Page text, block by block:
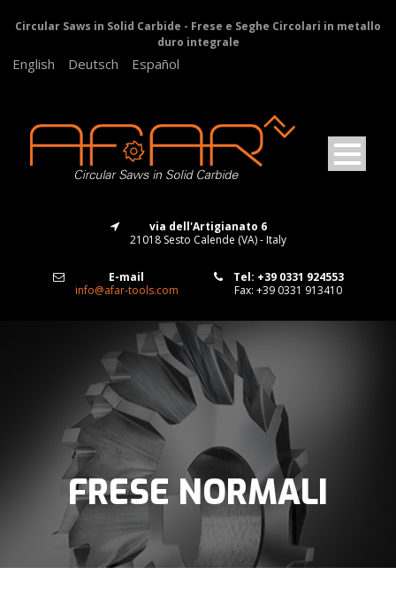
Circular Saws in Solid Carbide - Frese e Seghe Circolari in metallo
duro integrale
English Deutsch Español
via dell'Artigianato 6
21018 Sesto Calende (VA) - Italy
E-mail
info@afar-tools.com
Tel: +39 0331 924553
Fax: +39 0331 913410
FRESE NORMALI